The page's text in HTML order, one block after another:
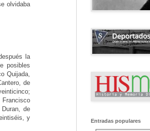
olvidaba
la
posibles
Quijada,
de
de
y
Entradas populares